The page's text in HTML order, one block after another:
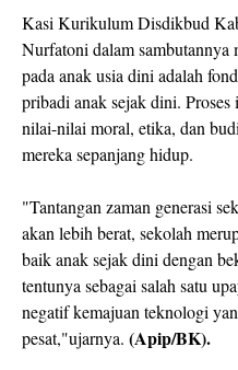
Kasi Kurikulum Disdikbud
Nurfatoni dalam sambutannya
pada anak usia dini adalah
pribadi anak sejak dini.
nilai-nilai moral, etika, dan
mereka sepanjang hidup.
"Tantangan zaman generasi
akan lebih berat, sekolah
baik anak sejak dini dengan
tentunya sebagai salah satu
negatif kemajuan teknologi
pesat,"ujarnya. (Apip/BK).